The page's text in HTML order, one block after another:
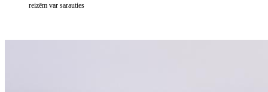
reizēm var sarauties